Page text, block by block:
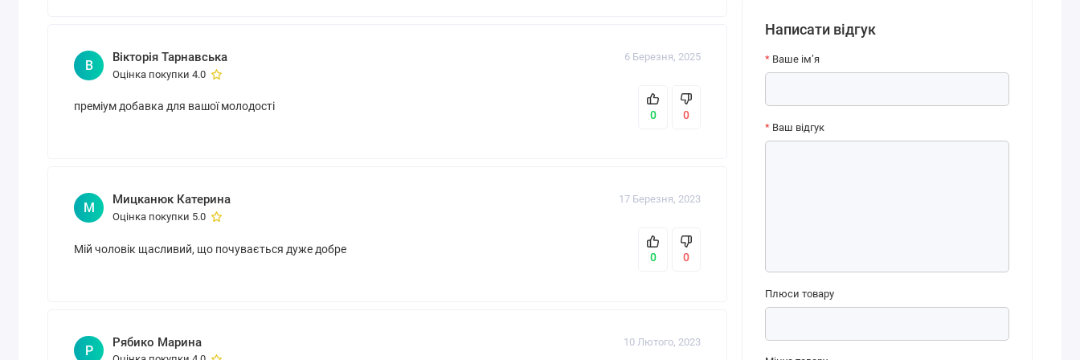
В
Вікторія Тарнавська
Оцінка покупки 4.0
6 Березня, 2025
преміум добавка для вашої молодості
0 0
М
Мицканюк Катерина
Оцінка покупки 5.0
17 Березня, 2023
Мій чоловік щасливий, що почувається дуже добре
0 0
Р
Рябико Марина 10 Лютого, 2023
Написати відгук
Ваше ім’я
Ваш відгук
Плюси товару